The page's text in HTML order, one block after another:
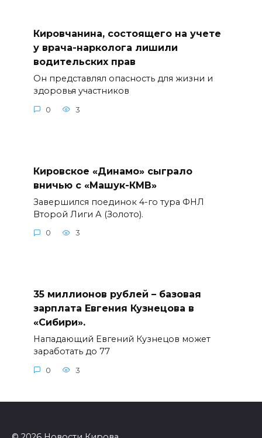
Кировчанина, состоящего на учете
у врача-нарколога лишили
водительских прав
Он представлял опасность для жизни и
здоровья участников
0 3
Кировское «Динамо» сыграло
вничью с «Машук-КМВ»
Завершился поединок 4-го тура ФНЛ
Второй Лиги А (Золото).
0 3
35 миллионов рублей – базовая
зарплата Евгения Кузнецова в
«Сибири».
Нападающий Евгений Кузнецов может
заработать до 77
0 3